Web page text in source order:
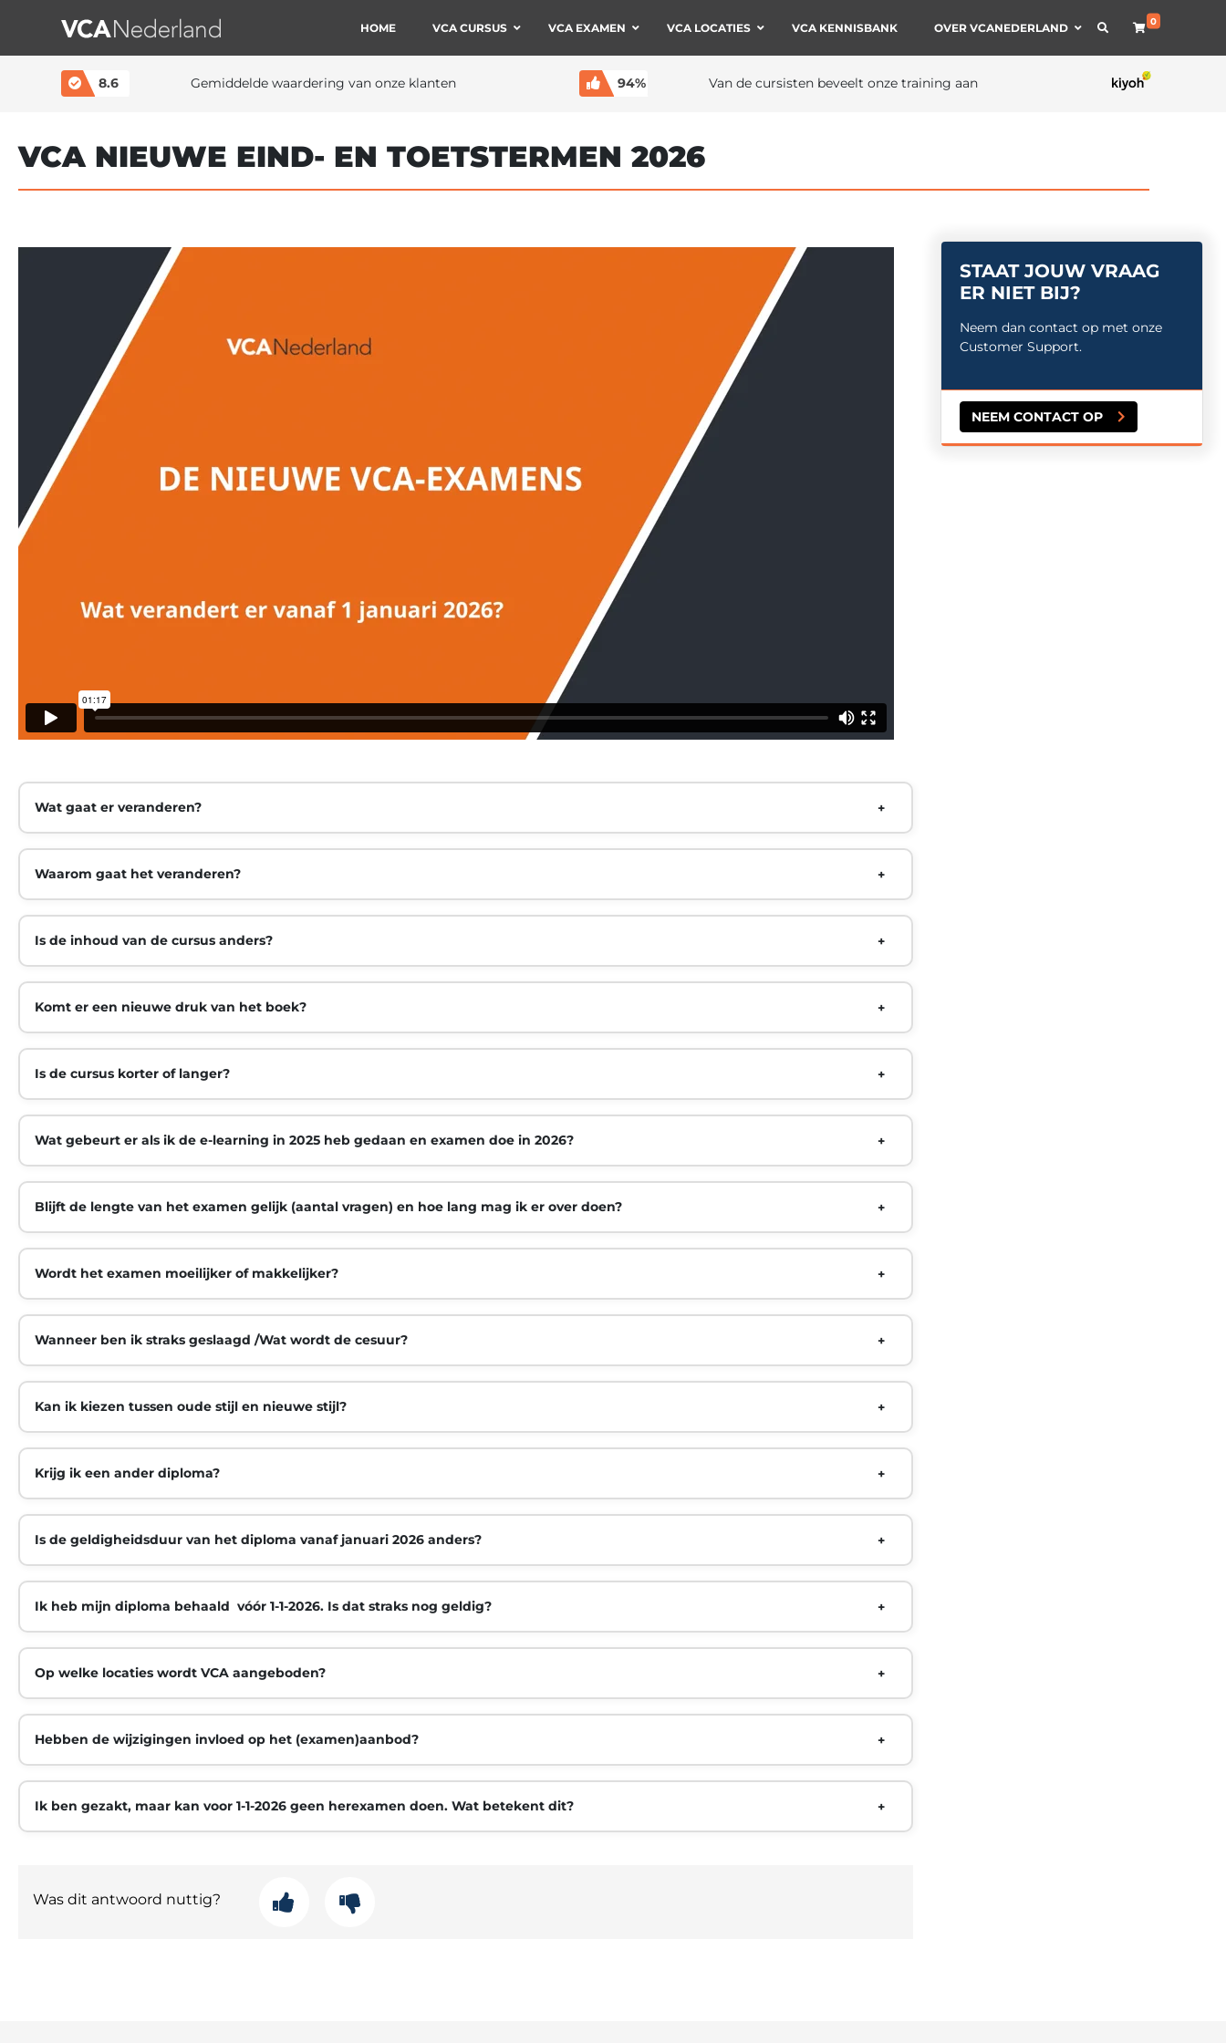
MAIN NAVIGATION HOME VCA CURSUS VCA EXAMEN VCA LOCATIES VCA KENNISBANK OVER VCANEDERLAND 0
8.6 Gemiddelde waardering van onze klanten 94% Van de cursisten beveelt onze training aan
VCA NIEUWE EIND- EN TOETSTERMEN 2026
Wat gaat er veranderen?
Waarom gaat het veranderen?
Is de inhoud van de cursus anders?
Komt er een nieuwe druk van het boek?
Is de cursus korter of langer?
Wat gebeurt er als ik de e-learning in 2025 heb gedaan en examen doe in 2026?
Blijft de lengte van het examen gelijk (aantal vragen) en hoe lang mag ik er over doen?
Wordt het examen moeilijker of makkelijker?
Wanneer ben ik straks geslaagd /Wat wordt de cesuur?
Kan ik kiezen tussen oude stijl en nieuwe stijl?
Krijg ik een ander diploma?
Is de geldigheidsduur van het diploma vanaf januari 2026 anders?
Ik heb mijn diploma behaald vóór 1-1-2026. Is dat straks nog geldig?
Op welke locaties wordt VCA aangeboden?
Hebben de wijzigingen invloed op het (examen)aanbod?
Ik ben gezakt, maar kan voor 1-1-2026 geen herexamen doen. Wat betekent dit?
Was dit antwoord nuttig?
STAAT JOUW VRAAG
ER NIET BIJ?
Neem dan contact op met onze
Customer Support.
NEEM CONTACT OP